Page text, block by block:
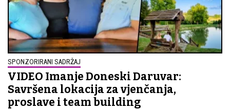
SPONZORIRANI SADRŽAJ
VIDEO Imanje Doneski Daruvar:
Savršena lokacija za vjenčanja,
proslave i team building